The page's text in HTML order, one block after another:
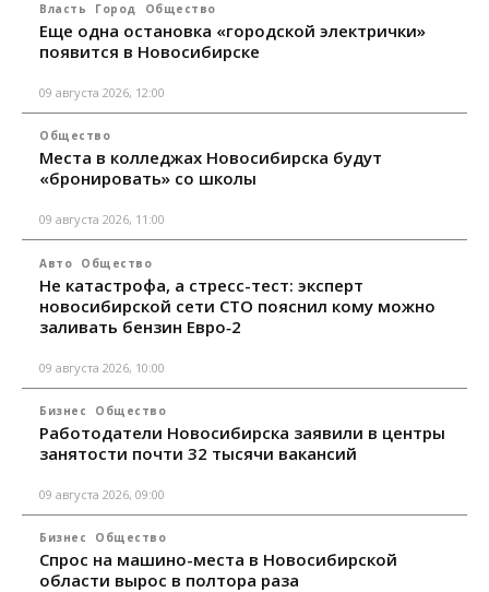
Власть Город Общество
Еще одна остановка «городской электрички»
появится в Новосибирске
09 августа 2026, 12:00
Общество
Места в колледжах Новосибирска будут
«бронировать» со школы
09 августа 2026, 11:00
Авто Общество
Не катастрофа, а стресс-тест: эксперт
новосибирской сети СТО пояснил кому можно
заливать бензин Евро‑2
09 августа 2026, 10:00
Бизнес Общество
Работодатели Новосибирска заявили в центры
занятости почти 32 тысячи вакансий
09 августа 2026, 09:00
Бизнес Общество
Спрос на машино-места в Новосибирской
области вырос в полтора раза